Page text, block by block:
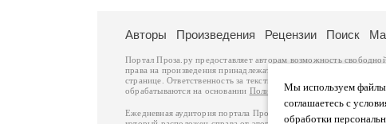
Мы используем файлы
соглашаетесь с
обработки
Авторы Произведения Рецензии Поиск
Портал Проза.ру предоставляет авторам возможность
права на произведения принадлежат авторам и охраняются
странице. Ответственность за тексты произведений авторы
обрабатываются на основании Политики обработки
Ежедневная аудитория портала Проза.ру – порядка 100 тысяч